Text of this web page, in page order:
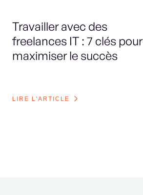
Travailler avec des
freelances IT : 7 clés pour
maximiser le succès
LIRE L'ARTICLE